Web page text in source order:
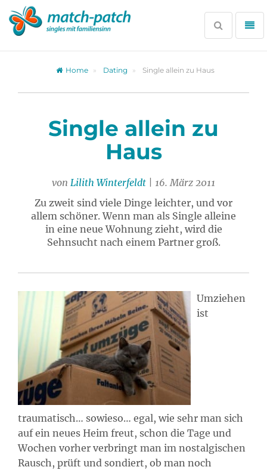
Zur
Partnersuche
Suche
öffnen
Home Dating Single allein zu Haus
Single allein zu
Haus
von Lilith Winterfeldt | 16. März 2011
Zu zweit sind viele Dinge leichter, und vor
allem schöner. Wenn man als Single alleine
in eine neue Wohnung zieht, wird die
Sehnsucht nach einem Partner groß.
Umziehen
ist
traumatisch… sowieso… egal, wie sehr man sich
auf ein neues Heim freut, schon die Tage und
Wochen vorher verbringt man im nostalgischen
Rausch, prüft und sondiert, ob man noch